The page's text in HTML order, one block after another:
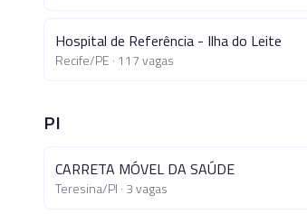
Hospital de Referência - Ilha do Leite
Recife/PE · 117vagas
PI
CARRETA MÓVEL DA SAÚDE
Teresina/PI · 3vagas